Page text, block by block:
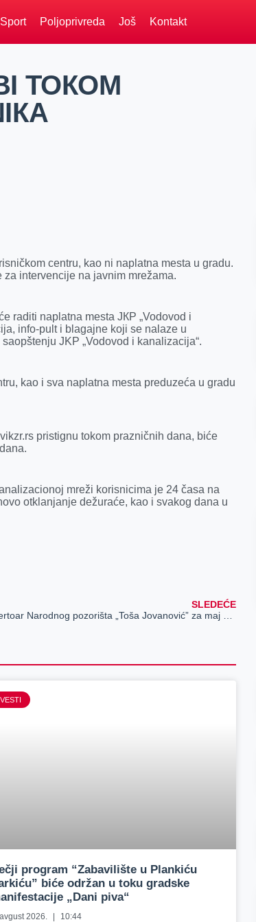
Sport Poljoprivreda Još Kontakt
TOКOM
centru, kao ni naplatna mesta u gradu.
intervencije na javnim mrežama.
raditi naplatna mesta JКP „Vodovod i
info-pult i blagajne koji se nalaze u
JKP „Vodovod i kanalizacija“.
kao i sva naplatna mesta preduzeća u gradu
pristignu tokom prazničnih dana, biće
mreži korisnicima je 24 časa na
otklanjanje dežuraće, kao i svakog dana u
SLEDEĆE
VESTI
program “Zabavilište u Plankiću
biće održan u toku gradske
„Dani piva“
2026. 10:44